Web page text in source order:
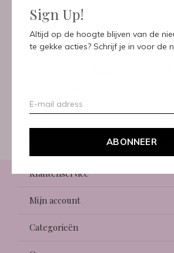
Sign Up!
Altijd op de hoogte blijven van de
te gekke acties? Schrijf je in voor de
ABONNEER
Meld je aan voor
Klantenservice
Mijn account
Categorieën